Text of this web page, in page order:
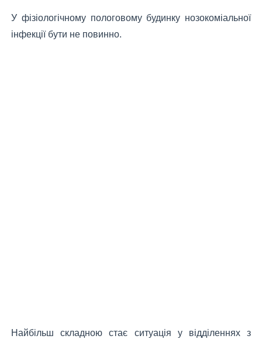
У фізіологічному пологовому будинку нозокоміальної
інфекції бути не повинно.
Найбільш складною стає ситуація у відділеннях з